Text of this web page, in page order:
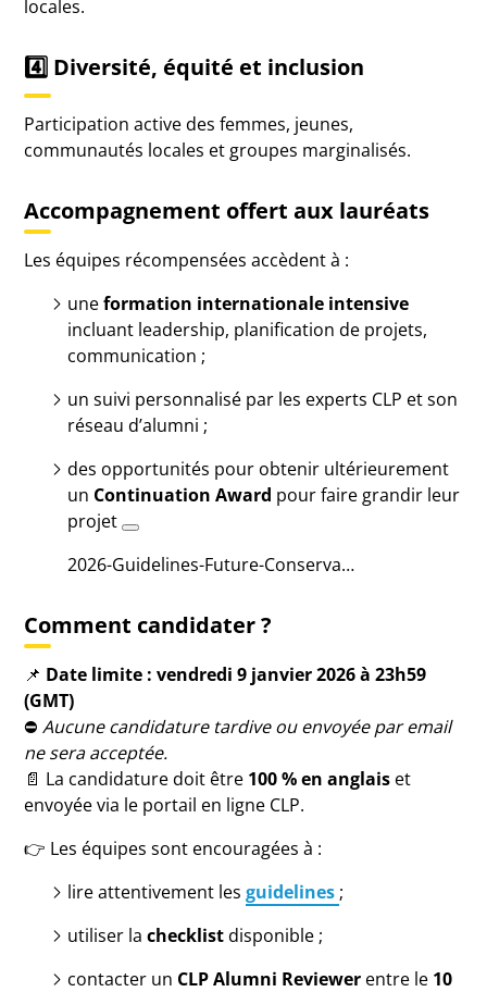
locales.
4️⃣ Diversité, équité et inclusion
Participation active des femmes, jeunes,
communautés locales et groupes marginalisés.
Accompagnement offert aux lauréats
Les équipes récompensées accèdent à :
uneformation internationale intensive
incluant leadership, planification de projets,
communication ;
un suivi personnalisé par les experts CLP et son
réseau d’alumni ;
des opportunités pour obtenir ultérieurement
un Continuation Award pour faire grandir leur
projet
2026-Guidelines-Future-Conserva…
Comment candidater ?
📌 Date limite : vendredi 9 janvier 2026 à 23h59
(GMT)
⛔Aucune candidature tardive ou envoyée par email
ne sera acceptée.
📄 La candidature doit être 100 % en anglais et
envoyée via le portail en ligne CLP.
👉 Les équipes sont encouragées à :
lire attentivement lesguidelines ;
utiliser lachecklistdisponible ;
contacter un CLP Alumni Reviewer entre le 10